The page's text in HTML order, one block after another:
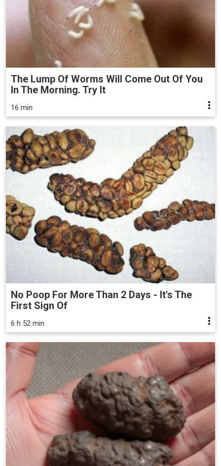
The Lump Of Worms Will Come Out Of You
In The Morning. Try It
16 min
No Poop For More Than 2 Days - It's The
First Sign Of
6 h 52 min